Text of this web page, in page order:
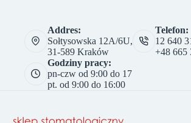
Addres:
Sołtysowska 12A/6U,
31-589 Kraków
Telefon:
12 640
+48 665
Godziny pracy:
pn-czw od 9:00 do 17
pt. od 9:00 do 16:00